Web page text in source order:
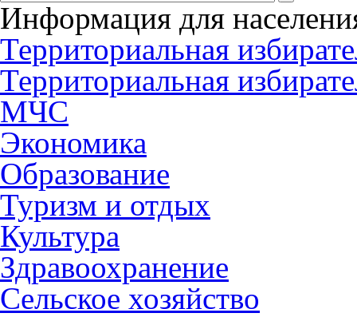
Информация для
Территориальная
Территориальная
МЧС
Экономика
Образование
Туризм и отдых
Культура
Здравоохранение
Сельское хозяйство